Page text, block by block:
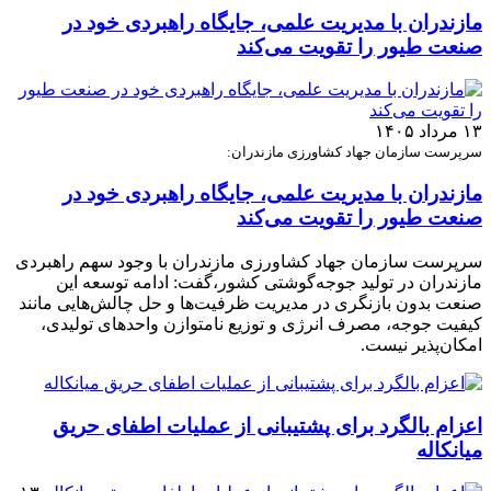
مازندران با مدیریت علمی، جایگاه راهبردی خود در
صنعت طیور را تقویت می‌کند
۱۳ مرداد ۱۴۰۵
سرپرست سازمان جهاد کشاورزی مازندران:
مازندران با مدیریت علمی، جایگاه راهبردی خود در
صنعت طیور را تقویت می‌کند
سرپرست سازمان جهاد کشاورزی مازندران با وجود سهم راهبردی
مازندران در تولید جوجه‌گوشتی کشور،گفت: ادامه توسعه این
صنعت بدون بازنگری در مدیریت ظرفیت‌ها و حل چالش‌هایی مانند
کیفیت جوجه، مصرف انرژی و توزیع نامتوازن واحدهای تولیدی،
امکان‌پذیر نیست.
اعزام بالگرد برای پشتیبانی از عملیات اطفای حریق
میانکاله